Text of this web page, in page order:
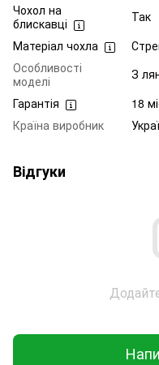
Чохол на
блискавці
Так
Матеріал чохла
Особливості
моделі
З
Гарантія
18
Країна виробник
Відгуки